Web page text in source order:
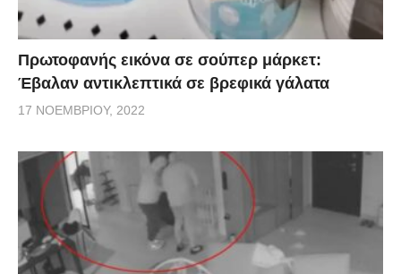
Πρωτοφανής εικόνα σε σούπερ μάρκετ:
Έβαλαν αντικλεπτικά σε βρεφικά γάλατα
17 ΝΟΕΜΒΡΊΟΥ, 2022